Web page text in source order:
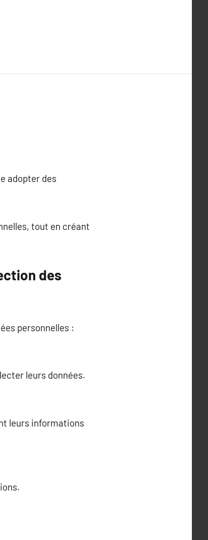
adopter des
tout en créant
des
personnelles :
leurs données.
leurs informations